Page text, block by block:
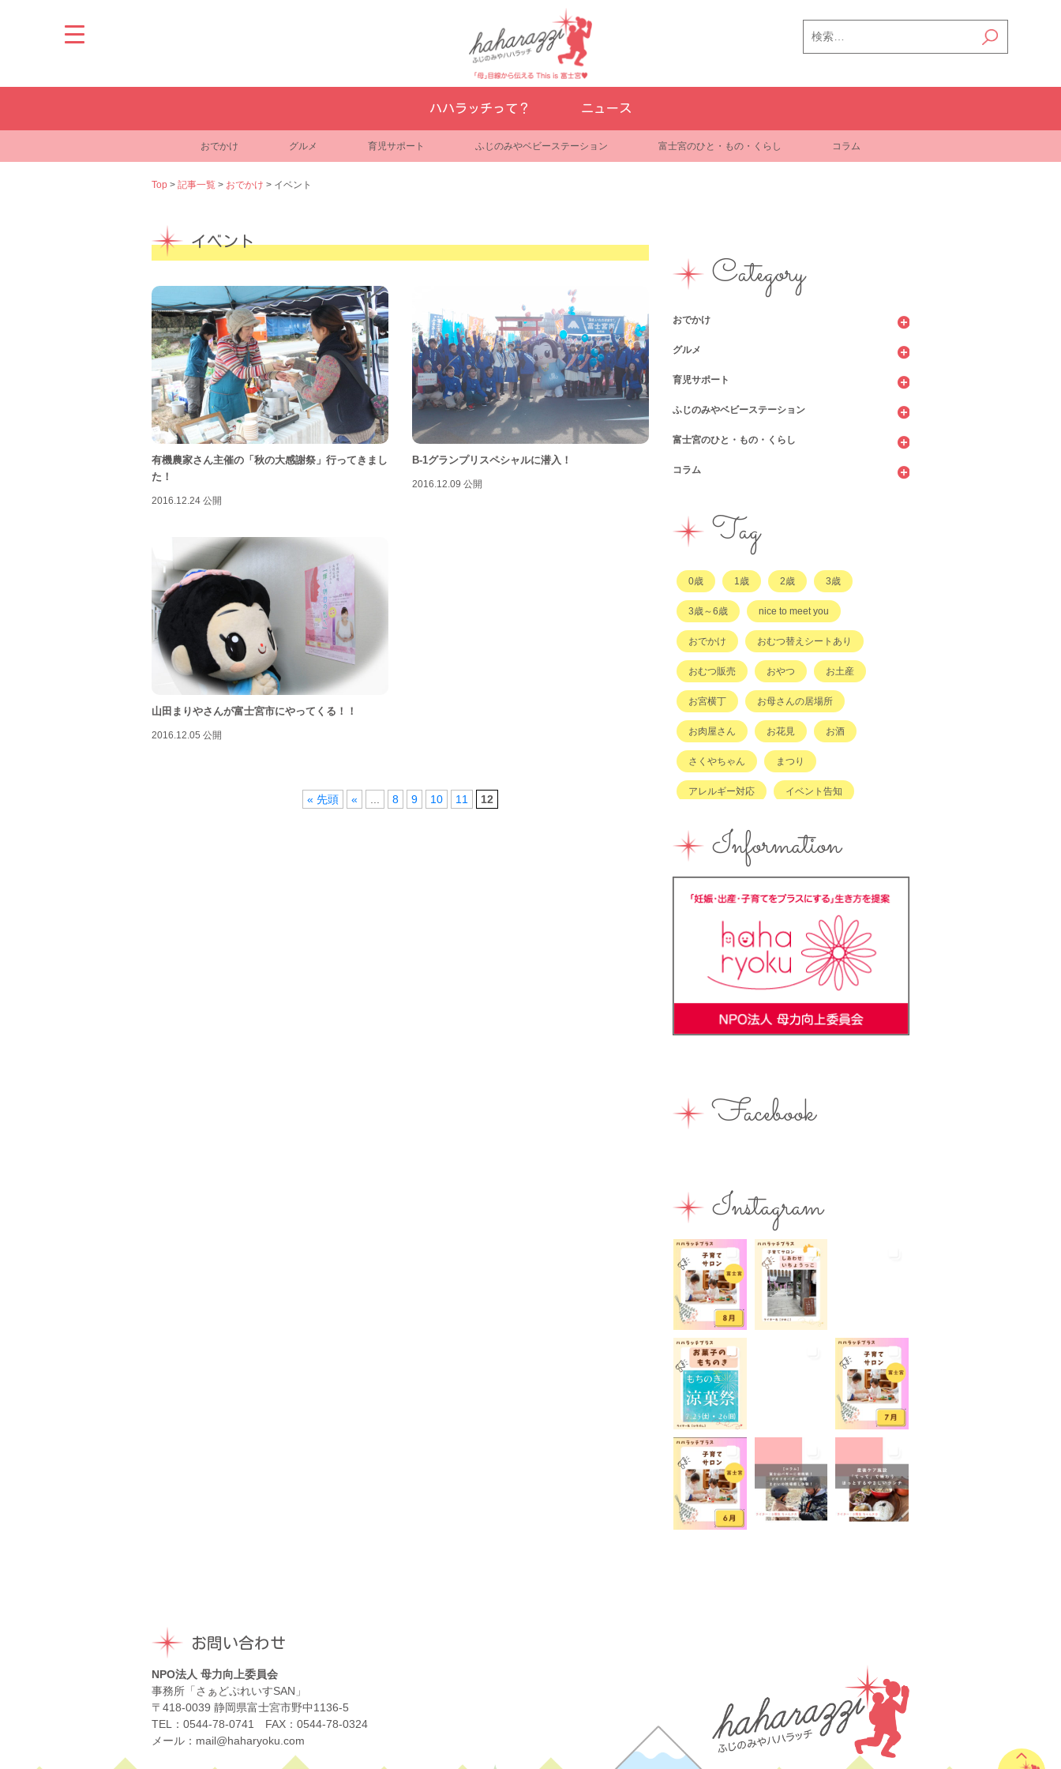
ハハラッチって？ ニュース
おでかけ グルメ 育児サポート ふじのみやベビーステーション 富士宮のひと・もの・くらし コラム
索:
Top > 記事一覧 > おでかけ > イベント
イベント
有機農家さん主催の「秋の大感謝祭」行ってきまし
た！
2016.12.24 公開
B-1グランプリスペシャルに潜入！
2016.12.09 公開
山田まりやさんが富士宮市にやってくる！！
2016.12.05 公開
« 先頭 « 8 9 10 11 12
Category
おでかけ
観光
ショッピング
図書館
公園
遊び
習い事
グルメ
カフェ・レストラン
パン
スウィーツ
お弁当・お惣菜
育児サポート
子育てサロン
支援センター
幼稚園・保育園・こども園
ふじのみやベビーステーション
コンビニ
公共施設
富士宮のひと・もの・くらし
行政サービス
ひと
その他
コラム
子育てコラムTag
0歳 1歳 2歳 3歳
3歳～6歳 nice to meet you
おでかけ おむつ替えシートあり
おむつ販売 おやつ お土産
お宮横丁 お母さんの居場所
お肉屋さん お花見 お酒
さくやちゃん まつり
アレルギー対応 イベント告知
キッズスペースあり キッズメニュー
グルメ コンテスト
ハハラッチキャラバン ハンドメイド
バイキング バーベキュー
ベビーカーOK ベビーキープ
ベビ＊ステ マタニティ
ライターズミーティング
健康 公園 出張写真撮影
助産院 和菓子 商店街
園えらび 地域の子育て
女性活躍 子連れ
子連れイベント 子連れランチ
子連れ歓迎
富士宮出身 富士山
富士山が見える 富士山世界遺産センター
富士山本宮浅間大社
屋内イベント 屋外イベント 幼児
幼稚園 広報ふじのみや 弁当
癒しスポット
老舗店 見学 観光
Information
Facebook
Instagram
お問い合わせ
NPO法人 母力向上委員会
事務所「さぁどぷれいすSAN」
〒418-0039 静岡県富士宮市野中1136-5
TEL：0544-78-0741 FAX：0544-78-0324
メール：mail@haharyoku.com